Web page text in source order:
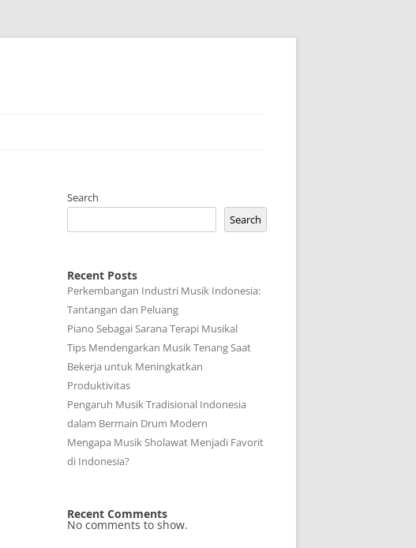
Search
Search
Recent Posts
Perkembangan Industri Musik Indonesia:
Tantangan dan Peluang
Piano Sebagai Sarana Terapi Musikal
Tips Mendengarkan Musik Tenang Saat
Bekerja untuk Meningkatkan
Produktivitas
Pengaruh Musik Tradisional Indonesia
dalam Bermain Drum Modern
Mengapa Musik Sholawat Menjadi Favorit
di Indonesia?
Recent Comments
No comments to show.